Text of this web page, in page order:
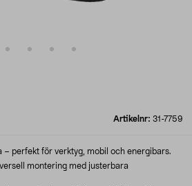
Artikelnr: 31-7759
– perfekt för verktyg, mobil och energibars.
montering med justerbara